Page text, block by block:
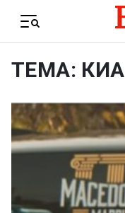
Menu
ТЕМА: КИА